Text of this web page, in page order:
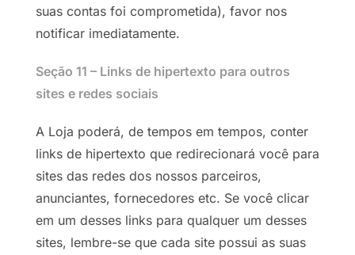
suas contas foi comprometida), favor nos
notificar imediatamente.
Seção 11 – Links de hipertexto para outros
sites e redes sociais
A Loja poderá, de tempos em tempos, conter
links de hipertexto que redirecionará você para
sites das redes dos nossos parceiros,
anunciantes, fornecedores etc. Se você clicar
em um desses links para qualquer um desses
sites, lembre-se que cada site possui as suas